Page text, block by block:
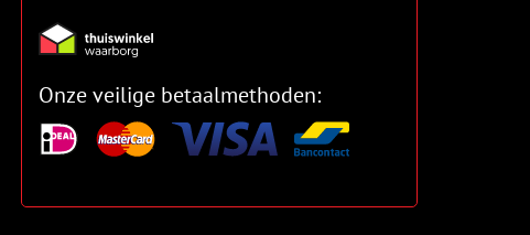
Onze veilige betaalmethoden: